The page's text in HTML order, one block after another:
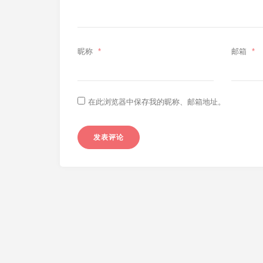
昵称 * 邮箱 *
在此浏览器中保存我的昵称、邮箱地址。